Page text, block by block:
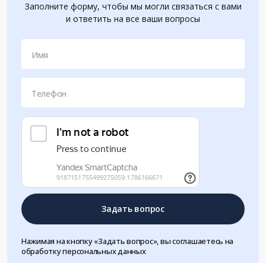
Заполните форму, чтобы мы могли связаться с вами
и ответить на все ваши вопросы
Имя
Телефон
Задать вопрос
Нажимая на кнопку «Задать вопрос», вы соглашаетесь на
обработку персональных данных